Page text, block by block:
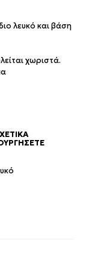
λευκό και βάση
χωριστά.